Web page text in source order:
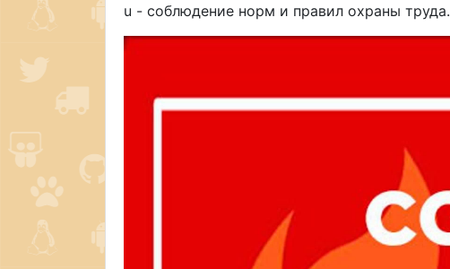
u - соблюдение норм и правил охраны труда.